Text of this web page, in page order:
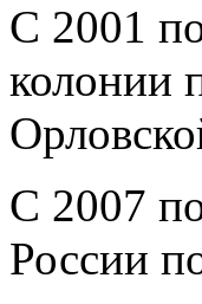
С 2001
колонии
С 2007
России